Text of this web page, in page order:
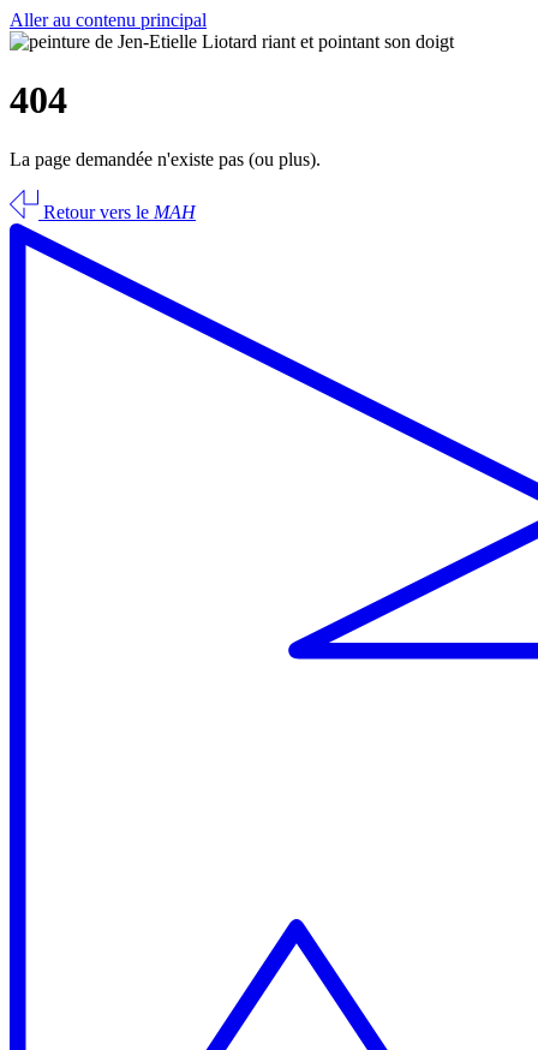
Aller au contenu principal
404
La page demandée n'existe pas (ou plus).
Retour vers le MAH